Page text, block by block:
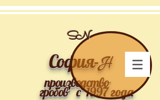
София-Н
производство
гробовс 1997 года
SN